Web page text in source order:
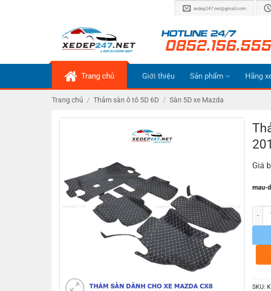
xedep247.net@gmail.com
Trang chủ Giới thiệu Sản phẩm Hãng
Trang chủ / Thảm sàn ô tô 5D 6D / Sàn 5D xe Mazda
Giá
mau-
Số
SKU: